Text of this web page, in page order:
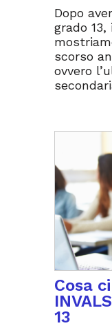
Dopo
grado
scorso
ovvero
Cosa
13